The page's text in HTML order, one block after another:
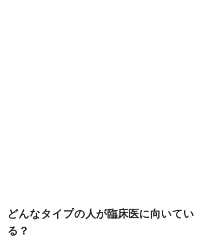
どんなタイプの人が臨床医に向いてい
る？